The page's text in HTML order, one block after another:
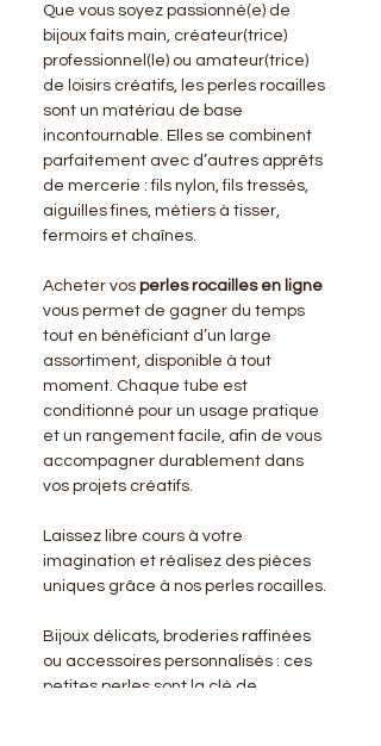
Que vous soyez passionné(e) de
bijoux faits main, créateur(trice)
professionnel(le) ou amateur(trice)
de loisirs créatifs, les perles rocailles
sont un matériau de base
incontournable. Elles se combinent
parfaitement avec d’autres apprêts
de mercerie : fils nylon, fils tressés,
aiguilles fines, métiers à tisser,
fermoirs et chaînes.
Acheter vos perles rocailles en ligne
vous permet de gagner du temps
tout en bénéficiant d’un large
assortiment, disponible à tout
moment. Chaque tube est
conditionné pour un usage pratique
et un rangement facile, afin de vous
accompagner durablement dans
vos projets créatifs.
Laissez libre cours à votre
imagination et réalisez des pièces
uniques grâce à nos perles rocailles.
Bijoux délicats, broderies raffinées
ou accessoires personnalisés : ces
petites perles sont la clé de